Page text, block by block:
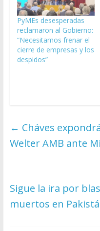
PyMEs desesperadas
reclamaron al Gobierno:
“Necesitamos frenar el
cierre de empresas y los
despidos”
← Cháves
Welter AMB ante
Sigue la ira por
muertos en